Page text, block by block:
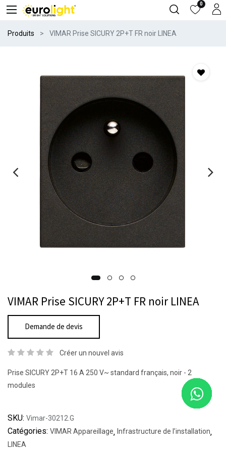
0
Produits VIMAR Prise SICURY 2P+T FR noir LINEA
VIMAR Prise SICURY 2P+T FR noir LINEA
Demande de devis
Créer un nouvel avis
Prise SICURY 2P+T 16 A 250 V~ standard français, noir - 2
modules
SKU: Vimar-30212.G
Catégories: VIMAR Appareillage, Infrastructure de l’installation,
LINEA